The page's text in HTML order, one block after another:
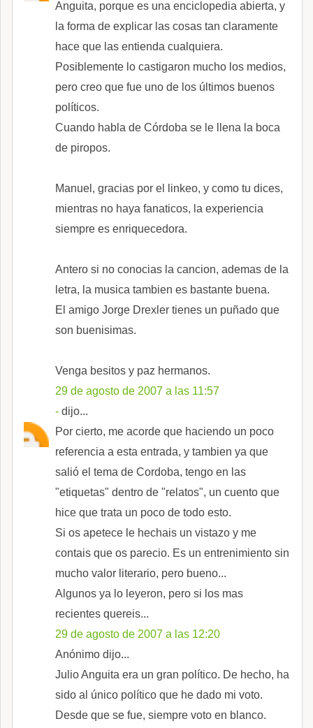
Anguita, porque es una enciclopedia abierta, y
la forma de explicar las cosas tan claramente
hace que las entienda cualquiera.
Posiblemente lo castigaron mucho los medios,
pero creo que fue uno de los últimos buenos
políticos.
Cuando habla de Córdoba se le llena la boca
de piropos.
Manuel, gracias por el linkeo, y como tu dices,
mientras no haya fanaticos, la experiencia
siempre es enriquecedora.
Antero si no conocias la cancion, ademas de la
letra, la musica tambien es bastante buena.
El amigo Jorge Drexler tienes un puñado que
son buenisimas.
Venga besitos y paz hermanos.
29 de agosto de 2007 a las 11:57
- dijo...
Por cierto, me acorde que haciendo un poco
referencia a esta entrada, y tambien ya que
salió el tema de Cordoba, tengo en las
"etiquetas" dentro de "relatos", un cuento que
hice que trata un poco de todo esto.
Si os apetece le hechais un vistazo y me
contais que os parecio. Es un entrenimiento sin
mucho valor literario, pero bueno...
Algunos ya lo leyeron, pero si los mas
recientes quereis...
29 de agosto de 2007 a las 12:20
Anónimo dijo...
Julio Anguita era un gran político. De hecho, ha
sido al único político que he dado mi voto.
Desde que se fue, siempre voto en blanco.